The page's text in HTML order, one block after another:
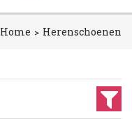
Home Herenschoenen